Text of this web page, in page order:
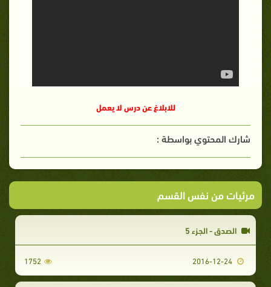
للابلاغ عن درس لا يعمل
شارك المحتوي بواسطة :
مرئيات من نفس القسم
الصدق - الجزء 5
1752